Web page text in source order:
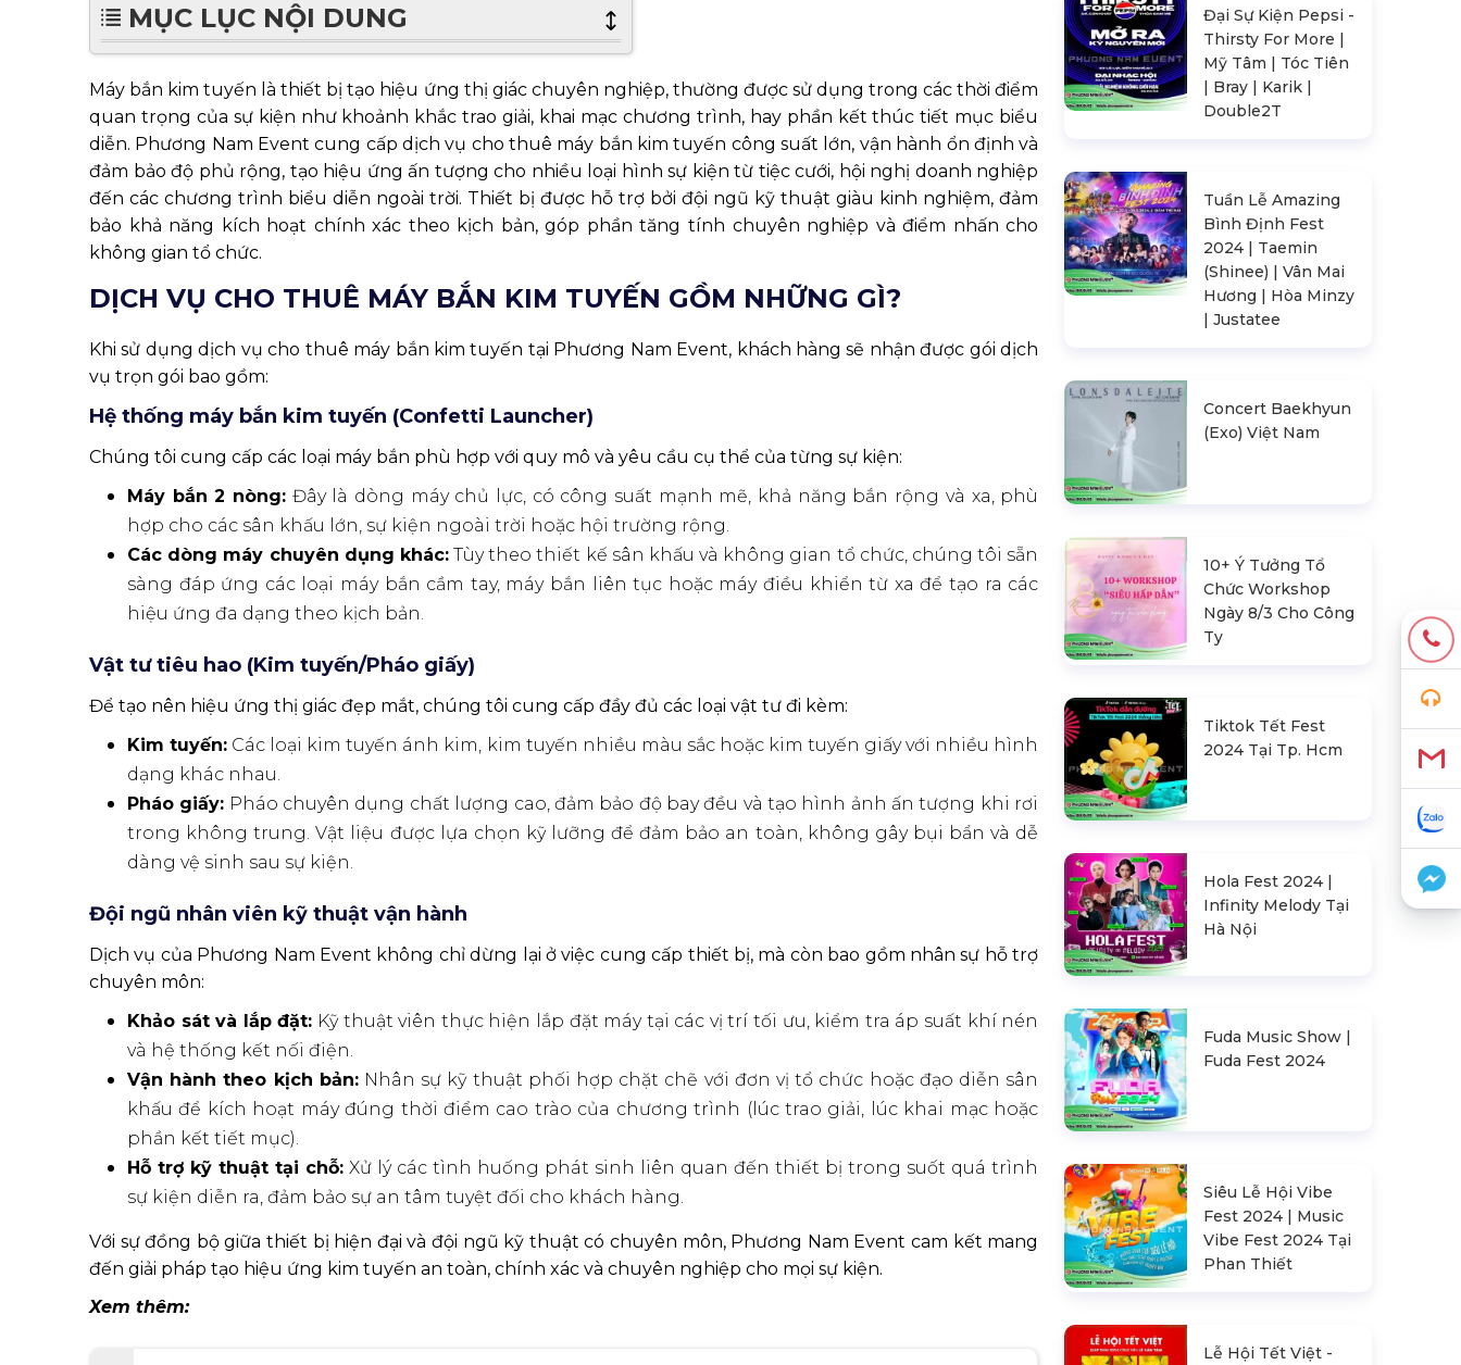
MỤC LỤC NỘI DUNG
Máy bắn kim tuyến là thiết bị tạo hiệu ứng thị giác chuyên nghiệp, thường được sử dụng trong các thời điểm
quan trọng của sự kiện như khoảnh khắc trao giải, khai mạc chương trình, hay phần kết thúc tiết mục biểu
diễn. Phương Nam Event cung cấp dịch vụ cho thuê máy bắn kim tuyến công suất lớn, vận hành ổn định và
đảm bảo độ phủ rộng, tạo hiệu ứng ấn tượng cho nhiều loại hình sự kiện từ tiệc cưới, hội nghị doanh nghiệp
đến các chương trình biểu diễn ngoài trời. Thiết bị được hỗ trợ bởi đội ngũ kỹ thuật giàu kinh nghiệm, đảm
bảo khả năng kích hoạt chính xác theo kịch bản, góp phần tăng tính chuyên nghiệp và điểm nhấn cho
không gian tổ chức.
DỊCH VỤ CHO THUÊ MÁY BẮN KIM TUYẾN GỒM NHỮNG GÌ?
Khi sử dụng dịch vụ cho thuê máy bắn kim tuyến tại Phương Nam Event, khách hàng sẽ nhận được gói dịch
vụ trọn gói bao gồm:
Hệ thống máy bắn kim tuyến (Confetti Launcher)
Chúng tôi cung cấp các loại máy bắn phù hợp với quy mô và yêu cầu cụ thể của từng sự kiện:
Máy bắn 2 nòng: Đây là dòng máy chủ lực, có công suất mạnh mẽ, khả năng bắn rộng và xa, phù
hợp cho các sân khấu lớn, sự kiện ngoài trời hoặc hội trường rộng.
Các dòng máy chuyên dụng khác:Tùy theo thiết kế sân khấu và không gian tổ chức, chúng tôi sẵn
sàng đáp ứng các loại máy bắn cầm tay, máy bắn liên tục hoặc máy điều khiển từ xa để tạo ra các
hiệu ứng đa dạng theo kịch bản.
Vật tư tiêu hao (Kim tuyến/Pháo giấy)
Để tạo nên hiệu ứng thị giác đẹp mắt, chúng tôi cung cấp đầy đủ các loại vật tư đi kèm:
Kim tuyến: Các loại kim tuyến ánh kim, kim tuyến nhiều màu sắc hoặc kim tuyến giấy với nhiều hình
dạng khác nhau.
Pháo giấy: Pháo chuyên dụng chất lượng cao, đảm bảo độ bay đều và tạo hình ảnh ấn tượng khi rơi
trong không trung. Vật liệu được lựa chọn kỹ lưỡng để đảm bảo an toàn, không gây bụi bẩn và dễ
dàng vệ sinh sau sự kiện.
Đội ngũ nhân viên kỹ thuật vận hành
Dịch vụ của Phương Nam Event không chỉ dừng lại ở việc cung cấp thiết bị, mà còn bao gồm nhân sự hỗ trợ
chuyên môn:
Khảo sát và lắp đặt: Kỹ thuật viên thực hiện lắp đặt máy tại các vị trí tối ưu, kiểm tra áp suất khí nén
và hệ thống kết nối điện.
Vận hành theo kịch bản:Nhân sự kỹ thuật phối hợp chặt chẽ với đơn vị tổ chức hoặc đạo diễn sân
khấu để kích hoạt máy đúng thời điểm cao trào của chương trình (lúc trao giải, lúc khai mạc hoặc
phần kết tiết mục).
Hỗ trợ kỹ thuật tại chỗ: Xử lý các tình huống phát sinh liên quan đến thiết bị trong suốt quá trình
sự kiện diễn ra, đảm bảo sự an tâm tuyệt đối cho khách hàng.
Với sự đồng bộ giữa thiết bị hiện đại và đội ngũ kỹ thuật có chuyên môn, Phương Nam Event cam kết mang
đến giải pháp tạo hiệu ứng kim tuyến an toàn, chính xác và chuyên nghiệp cho mọi sự kiện.
Xem thêm:
Đại Sự Kiện Pepsi -
Thirsty For More |
Mỹ Tâm | Tóc Tiên
| Bray | Karik |
Double2T
Tuần Lễ Amazing
Bình Định Fest
2024 | Taemin
(Shinee) | Vân Mai
Hương | Hòa Minzy
| Justatee
Concert Baekhyun
(Exo) Việt Nam
10+ Ý Tưởng Tổ
Chức Workshop
Ngày 8/3 Cho Công
Ty
Tiktok Tết Fest
2024 Tại Tp. Hcm
Hola Fest 2024 |
Infinity Melody Tại
Hà Nội
Fuda Music Show |
Fuda Fest 2024
Siêu Lễ Hội Vibe
Fest 2024 | Music
Vibe Fest 2024 Tại
Phan Thiết
Lễ Hội Tết Việt -